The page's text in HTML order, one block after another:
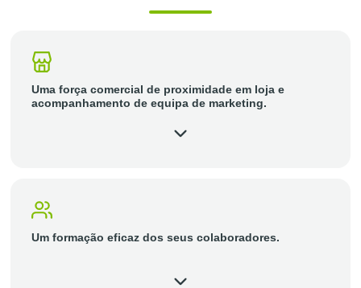
Uma força comercial de proximidade em loja e
acompanhamento de equipa de marketing.
Um formação eficaz dos seus colaboradores.